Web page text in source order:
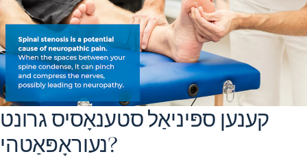
קענען ספּיניאַל סטענאָסיס גרונט
נעוראָפּאַטהי?